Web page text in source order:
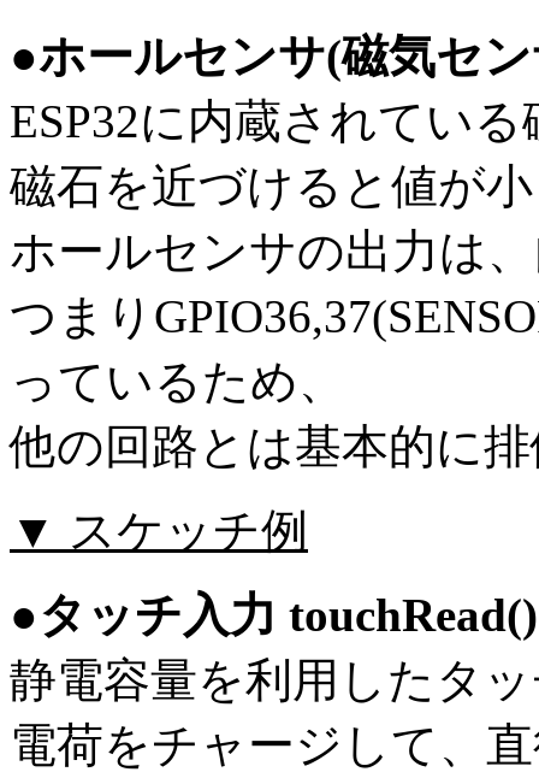
●ホールセンサ(磁気セ
ESP32に内蔵されてい
磁石を近づけると値が
ホールセンサの出力は
つまり
っているため、
他の回路とは基本的に
▼ スケッチ例
●タッチ入力 touchRead()
静電容量を利用したタ
電荷をチャージして、